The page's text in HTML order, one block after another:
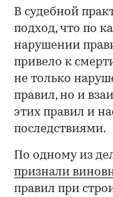
В судебной
подход, что по
нарушении
привело к
не только
правил, но и
этих правил и
последствиями.
По одному из
признали
правил при